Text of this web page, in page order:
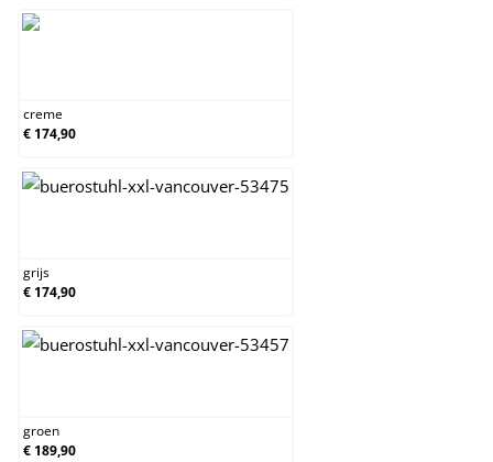
creme
€ 174,90
grijs
€ 174,90
groen
€ 189,90